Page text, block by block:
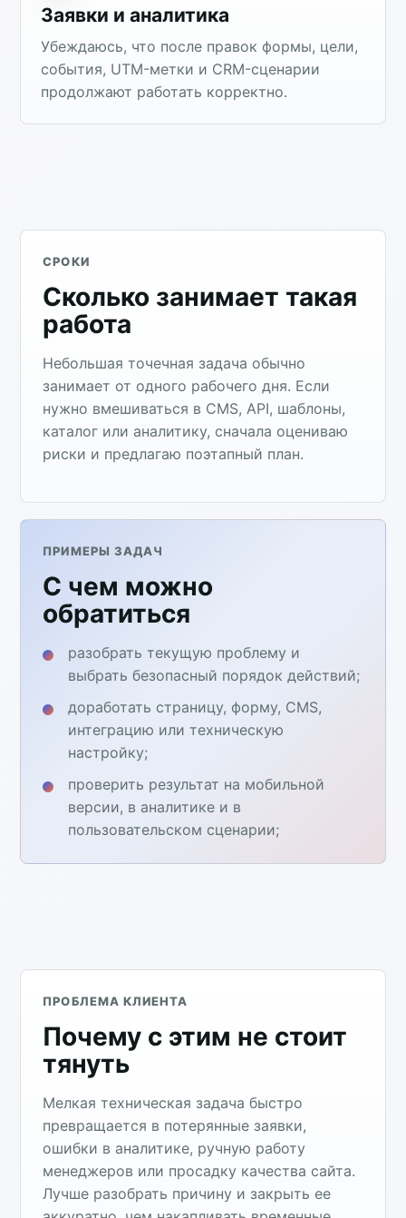
Заявки и аналитика
Убеждаюсь, что после правок формы, цели,
события, UTM-метки и CRM-сценарии
продолжают работать корректно.
СРОКИ
Сколько занимает такая
работа
Небольшая точечная задача обычно
занимает от одного рабочего дня. Если
нужно вмешиваться в CMS, API, шаблоны,
каталог или аналитику, сначала оцениваю
риски и предлагаю поэтапный план.
ПРИМЕРЫ ЗАДАЧ
С чем можно
обратиться
разобрать текущую проблему и
выбрать безопасный порядок действий;
доработать страницу, форму, CMS,
интеграцию или техническую
настройку;
проверить результат на мобильной
версии, в аналитике и в
пользовательском сценарии;
ПРОБЛЕМА КЛИЕНТА
Почему с этим не стоит
тянуть
Мелкая техническая задача быстро
превращается в потерянные заявки,
ошибки в аналитике, ручную работу
менеджеров или просадку качества сайта.
Лучше разобрать причину и закрыть ее